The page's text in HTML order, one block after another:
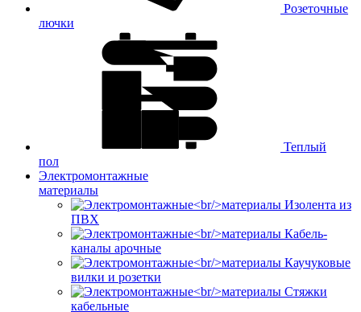
Розеточные
лючки
Теплый
пол
Электромонтажные
материалы
Изолента из
ПВХ
Кабель-
каналы арочные
Каучуковые
вилки и розетки
Стяжки
кабельные